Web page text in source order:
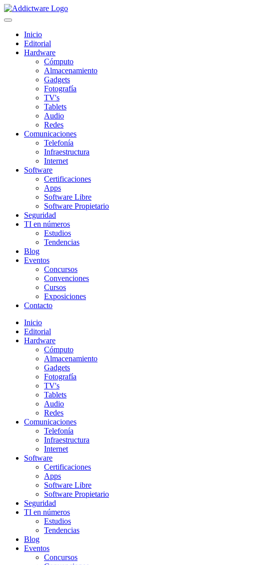
Inicio
Editorial
Hardware
Cómputo
Almacenamiento
Gadgets
Fotografía
TV's
Tablets
Audio
Redes
Comunicaciones
Telefonía
Infraestructura
Internet
Software
Certificaciones
Apps
Software Libre
Software Propietario
Seguridad
TI en números
Estudios
Tendencias
Blog
Eventos
Concursos
Convenciones
Cursos
Exposiciones
Contacto
Inicio
Editorial
Hardware
Cómputo
Almacenamiento
Gadgets
Fotografía
TV's
Tablets
Audio
Redes
Comunicaciones
Telefonía
Infraestructura
Internet
Software
Certificaciones
Apps
Software Libre
Software Propietario
Seguridad
TI en números
Estudios
Tendencias
Blog
Eventos
Concursos